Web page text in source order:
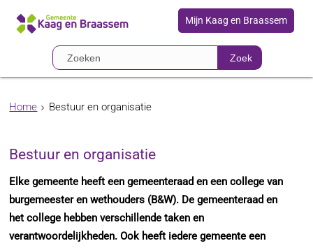
Mijn Kaag en Braassem
Zoek
Home Bestuur en organisatie
Bestuur en organisatie
Elke gemeente heeft een gemeenteraad en een college van
burgemeester en wethouders (B&W). De gemeenteraad en
het college hebben verschillende taken en
verantwoordelijkheden. Ook heeft iedere gemeente een